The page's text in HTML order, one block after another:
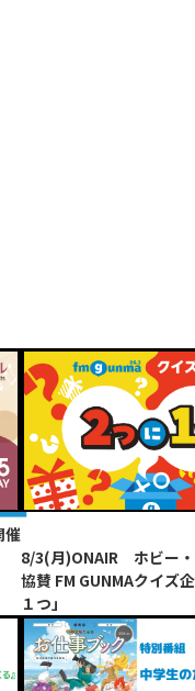
8/3(月)ONAIR ホビー
協賛 FM GUNMAクイズ
１つ」
時
8/
第38回FM GUNMAアマ
「ROCKERS2026」ライ
崎・前橋
時
8/
第38回FM GUNMAアマ
「ROCKERS2026」ライ
崎・前橋